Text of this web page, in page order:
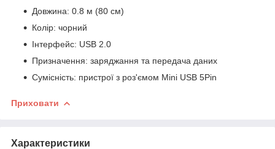
Довжина: 0.8 м (80 см)
Колір: чорний
Інтерфейс: USB 2.0
Призначення: заряджання та передача даних
Сумісність: пристрої з роз'ємом Mini USB 5Pin
Приховати
Характеристики